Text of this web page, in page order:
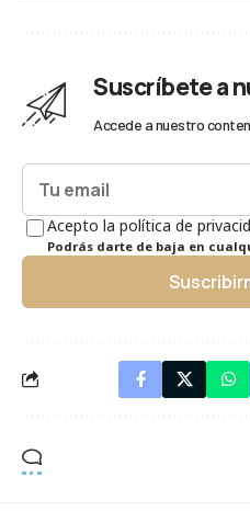
Suscríbete a
Accede a nuestro
Acepto la política de
Podrás darte de baja en